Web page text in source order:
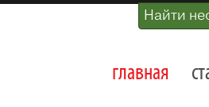
Найти
главная